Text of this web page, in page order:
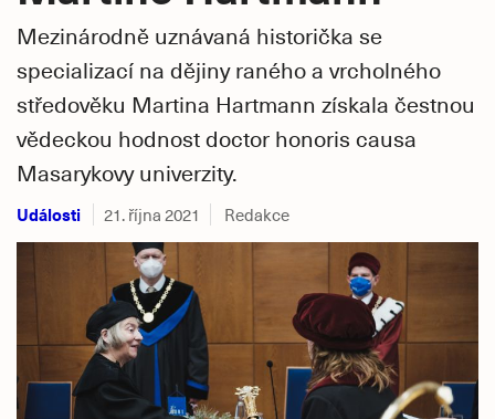
Mezinárodně uznávaná historička se
specializací na dějiny raného a vrcholného
středověku Martina Hartmann získala čestnou
vědeckou hodnost doctor honoris causa
Masarykovy univerzity.
Události 21. října 2021 Redakce